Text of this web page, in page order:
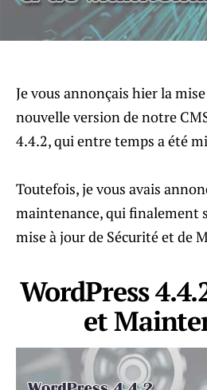
Je vous annonçais hier la
nouvelle version de notre
4.4.2, qui entre temps a été
Toutefois, je vous avais
maintenance, qui finalement
mise à jour de Sécurité et de
WordPress
et